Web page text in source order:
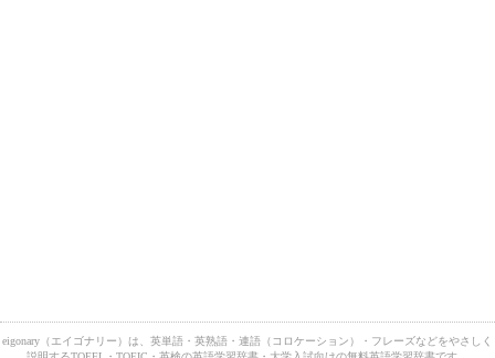
eigonary（エイゴナリー）は、英単語・英熟語・連語（コロケーション）・フレーズなどをやさしく